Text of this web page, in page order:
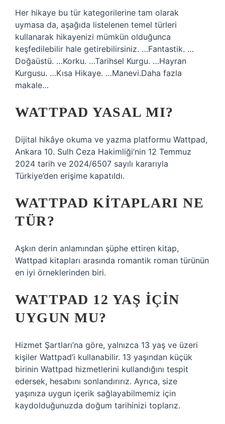
Her hikaye bu tür kategorilerine tam olarak
uymasa da, aşağıda listelenen temel türleri
kullanarak hikayenizi mümkün olduğunca
keşfedilebilir hale getirebilirsiniz. …Fantastik. …
Doğaüstü. …Korku. …Tarihsel Kurgu. …Hayran
Kurgusu. …Kısa Hikaye. …Manevi.Daha fazla
makale…
WATTPAD YASAL MI?
Dijital hikâye okuma ve yazma platformu Wattpad,
Ankara 10. Sulh Ceza Hakimliği’nin 12 Temmuz
2024 tarih ve 2024/6507 sayılı kararıyla
Türkiye’den erişime kapatıldı.
WATTPAD KITAPLARI NE
TÜR?
Aşkın derin anlamından şüphe ettiren kitap,
Wattpad kitapları arasında romantik roman türünün
en iyi örneklerinden biri.
WATTPAD 12 YAŞ IÇIN
UYGUN MU?
Hizmet Şartları’na göre, yalnızca 13 yaş ve üzeri
kişiler Wattpad’i kullanabilir. 13 yaşından küçük
birinin Wattpad hizmetlerini kullandığını tespit
edersek, hesabını sonlandırırız. Ayrıca, size
yaşınıza uygun içerik sağlayabilmemiz için
kaydolduğunuzda doğum tarihinizi toplarız.